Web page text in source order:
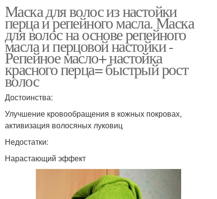
Маска для волос из настойки
перца и репейного масла. Маска
для волос на основе репейного
масла и перцовой настойки -
Репейное масло+ настойка
красного перца= быстрый рост
волос
Достоинства:
Улучшение кровообращения в кожных покровах,
активизация волосяных луковиц
Недостатки:
Нарастающий эффект